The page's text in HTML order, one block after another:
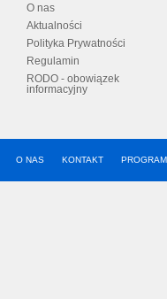
O nas
Aktualności
Polityka Prywatności
Regulamin
RODO - obowiązek
informacyjny
O NAS KONTAKT